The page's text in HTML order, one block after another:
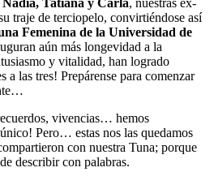
traje de terciopelo, convirtiéndose así
Femenina de la Universidad de
aún más longevidad a la
y vitalidad, han logrado
a las tres! Prepárense para comenzar
vivencias… hemos
Pero… estas nos las quedamos
con nuestra Tuna; porque
describir con palabras.